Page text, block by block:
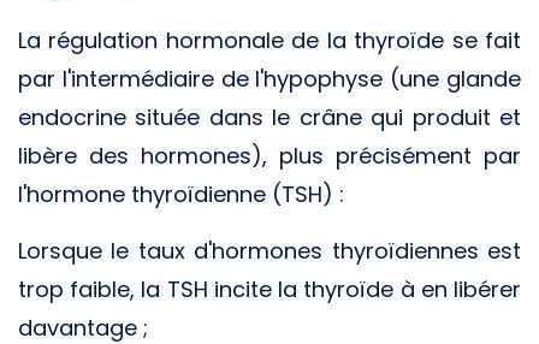
La régulation hormonale de la thyroïde se fait
par l'intermédiaire de l'hypophyse (une glande
endocrine située dans le crâne qui produit et
libère des hormones), plus précisément par
l'hormone thyroïdienne (TSH) :
Lorsque le taux d'hormones thyroïdiennes est
trop faible, la TSH incite la thyroïde à en libérer
davantage ;